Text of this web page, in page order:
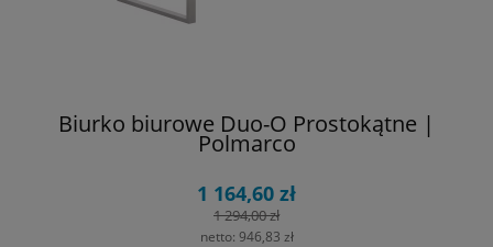
Biurko biurowe Duo-O Prostokątne |
Polmarco
1 164,60 zł
1 294,00 zł
netto: 946,83 zł